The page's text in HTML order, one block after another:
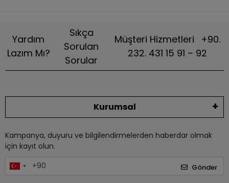
Yardım
Lazım Mı?
Sıkça
Sorulan
Sorular
Müşteri Hizmetleri
+90.
232. 431 15 91 – 92
Kurumsal
Kampanya, duyuru ve bilgilendirmelerden haberdar olmak
için kayıt olun.
Gönder